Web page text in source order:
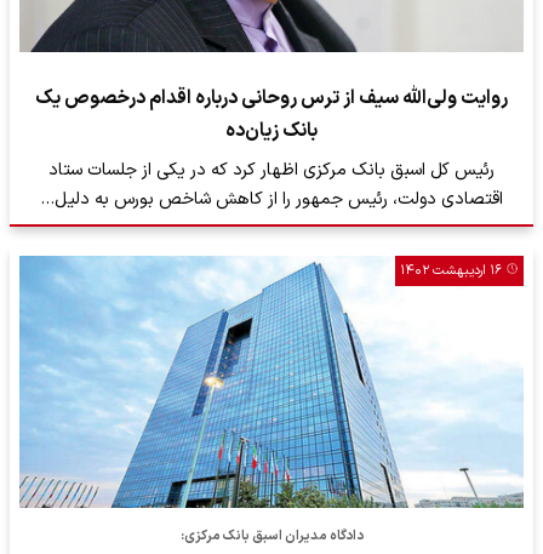
روایت ولی‌الله سیف از ترس روحانی درباره اقدام درخصوص یک
بانک زیان‌ده
رئیس کل اسبق بانک مرکزی اظهار کرد که در یکی از جلسات ستاد
اقتصادی دولت، رئیس جمهور را از کاهش شاخص بورس به دلیل…
۱۶ اردیبهشت ۱۴۰۲
دادگاه مدیران اسبق بانک مرکزی: